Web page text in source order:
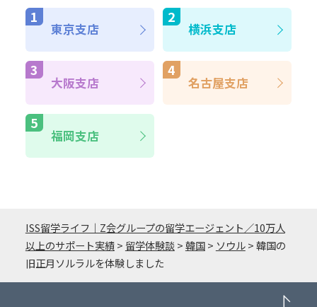
東京支店 横浜支店
大阪支店 名古屋支店
福岡支店
ISS留学ライフ｜Z会グループの留学エージェント／10万人
以上のサポート実績> 留学体験談>韓国> ソウル>韓国の
旧正月ソルラルを体験しました